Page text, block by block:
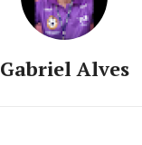
Gabriel Alves